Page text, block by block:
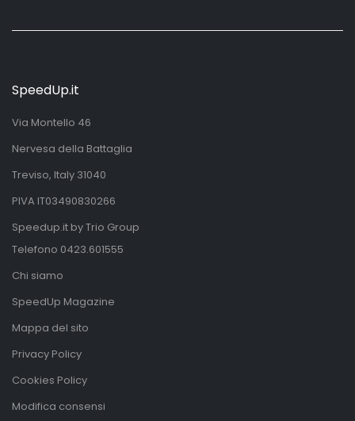
SpeedUp.it
Via Montello 46
Nervesa della Battaglia
Treviso, Italy 31040
PIVA IT03490830266
Speedup.it by Trio Group
Telefono 0423.601555
Chi siamo
SpeedUp Magazine
Mappa del sito
Privacy Policy
Cookies Policy
Modifica consensi